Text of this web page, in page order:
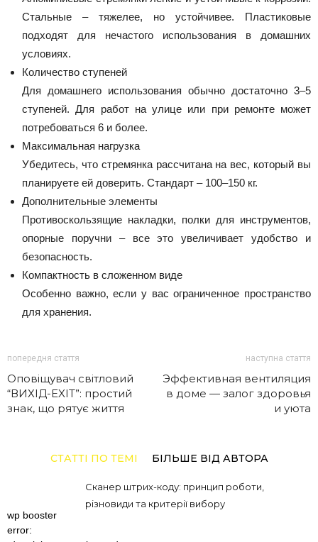
Стальные – тяжелее, но устойчивее. Пластиковые
подходят для нечастого использования в домашних
условиях.
Количество ступеней
Для домашнего использования обычно достаточно 3–5
ступеней. Для работ на улице или при ремонте может
потребоваться 6 и более.
Максимальная нагрузка
Убедитесь, что стремянка рассчитана на вес, который вы
планируете ей доверить. Стандарт – 100–150 кг.
Дополнительные элементы
Противоскользящие накладки, полки для инструментов,
опорные поручни – все это увеличивает удобство и
безопасность.
Компактность в сложенном виде
Особенно важно, если у вас ограниченное пространство
для хранения.
попередня стаття
Оповіщувач світловий
“ВИХІД-EXIT”: простий
знак, що рятує життя
наступна стаття
Эффективная вентиляция
в доме — залог здоровья
и уюта
СТАТТІ ПО ТЕМІ БІЛЬШЕ ВІД АВТОРА
wp booster
error:
Сканер штрих-коду: принцип роботи,
різновиди та критерії вибору